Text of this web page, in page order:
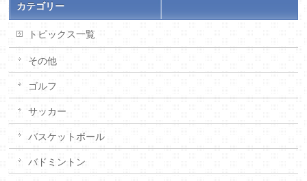
カテゴリー
トピックス一覧
その他
ゴルフ
サッカー
バスケットボール
バドミントン